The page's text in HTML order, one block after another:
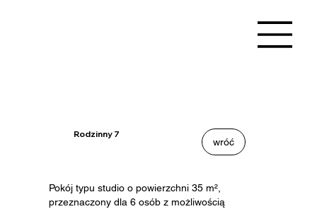
Rodzinny 7
Pokój typu studio o powierzchni 35 m²,
przeznaczony dla 6 osób z możliwością
wróć